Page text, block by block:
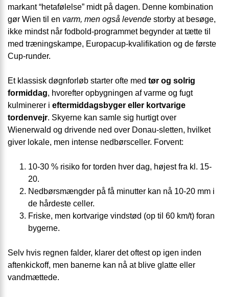
markant “hetafølelse” midt på dagen. Denne kombination
gør Wien til en varm, men også levende storby at besøge,
ikke mindst når fodbold-programmet begynder at tætte til
med træningskampe, Europacup-kvalifikation og de første
Cup-runder.
Et klassisk døgnforløb starter ofte med tør og solrig
formiddag, hvorefter opbygningen af varme og fugt
kulminerer i eftermiddagsbyger eller kortvarige
tordenvejr. Skyerne kan samle sig hurtigt over
Wienerwald og drivende ned over Donau-sletten, hvilket
giver lokale, men intense nedbørsceller. Forvent:
10-30 % risiko for torden hver dag, højest fra kl. 15-
20.
Nedbørsmængder på få minutter kan nå 10-20 mm i
de hårdeste celler.
Friske, men kortvarige vindstød (op til 60 km/t) foran
bygerne.
Selv hvis regnen falder, klarer det oftest op igen inden
aftenkickoff, men banerne kan nå at blive glatte eller
vandmættede.